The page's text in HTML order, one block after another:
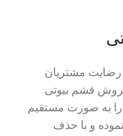
مشتریان
قشم بیوتی
را به صورت مستقیم
و با حذف